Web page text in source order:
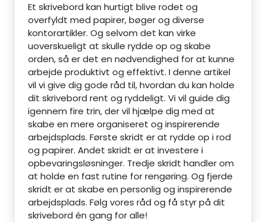
Et skrivebord kan hurtigt blive rodet og
overfyldt med papirer, bøger og diverse
kontorartikler. Og selvom det kan virke
uoverskueligt at skulle rydde op og skabe
orden, så er det en nødvendighed for at kunne
arbejde produktivt og effektivt. I denne artikel
vil vi give dig gode råd til, hvordan du kan holde
dit skrivebord rent og ryddeligt. Vi vil guide dig
igennem fire trin, der vil hjælpe dig med at
skabe en mere organiseret og inspirerende
arbejdsplads. Første skridt er at rydde op i rod
og papirer. Andet skridt er at investere i
opbevaringsløsninger. Tredje skridt handler om
at holde en fast rutine for rengøring. Og fjerde
skridt er at skabe en personlig og inspirerende
arbejdsplads. Følg vores råd og få styr på dit
skrivebord én gang for alle!